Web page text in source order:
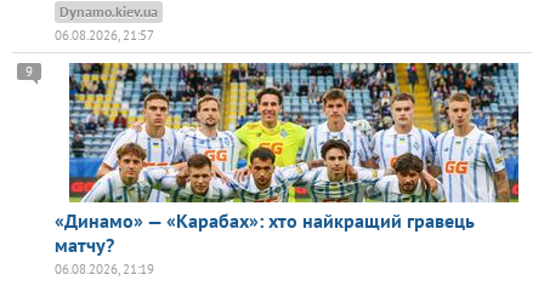
Dynamo.kiev.ua
06.08.2026, 21:57
«Динамо» — «Карабах»: хто найкращий гравець
матчу?
9
06.08.2026, 21:19